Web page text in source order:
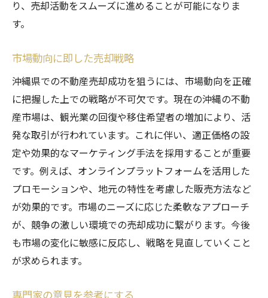
り、売却活動をスムーズに進めることが可能になりま
す。
市場動向に即した売却戦略
沖縄県での不動産売却成功を狙うには、市場動向を正確
に把握した上での戦略が不可欠です。現在の沖縄の不動
産市場は、観光業の回復や移住希望者の増加により、活
発な取引が行われています。これに伴い、適正価格の設
定や効果的なマーケティング手法を採用することが重要
です。例えば、オンラインプラットフォームを活用した
プロモーションや、地元の特性を考慮した販売方法など
が効果的です。市場のニーズに応じた柔軟なアプローチ
が、競争の激しい環境での売却成功に繋がります。今後
も市場の変化に敏感に反応し、戦略を見直していくこと
が求められます。
専門家の意見を参考にする